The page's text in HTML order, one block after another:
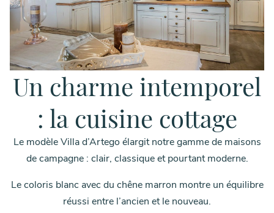
Un charme intemporel
: la cuisine cottage
Le modèle Villa d’Artego élargit notre gamme de maisons
de campagne : clair, classique et pourtant moderne.
Le coloris blanc avec du chêne marron montre un équilibre
réussi entre l’ancien et le nouveau.